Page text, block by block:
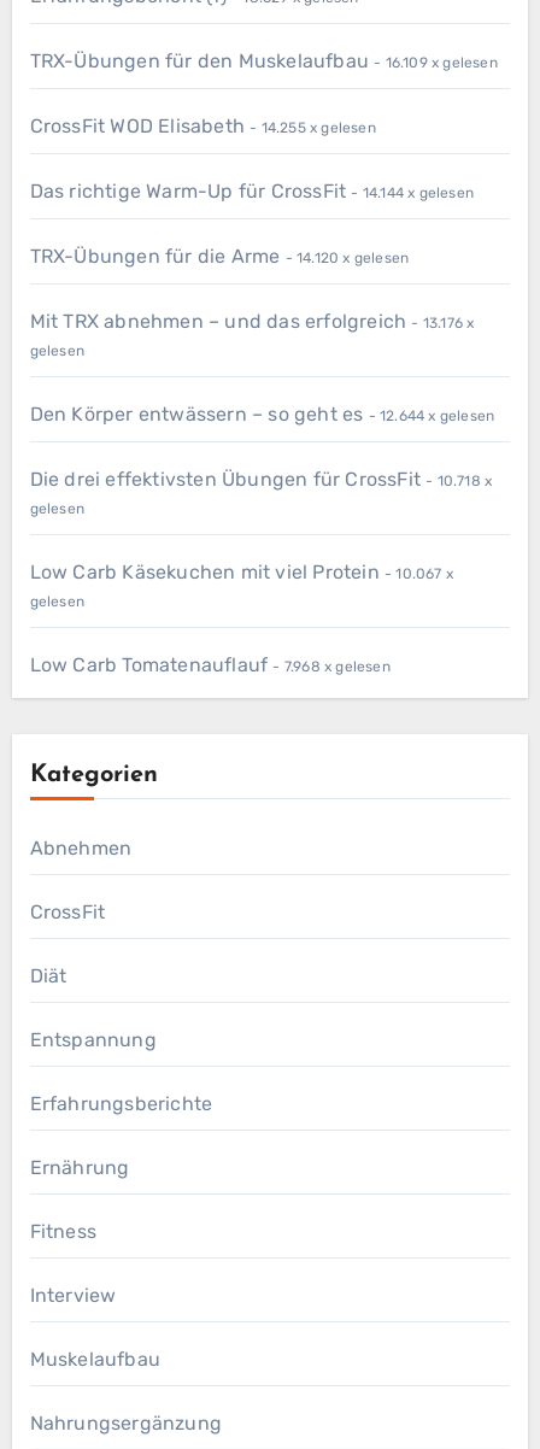
TRX-Übungen für den Muskelaufbau - 16.109 x gelesen
CrossFit WOD Elisabeth - 14.255 x gelesen
Das richtige Warm-Up für CrossFit - 14.144 x gelesen
TRX-Übungen für die Arme - 14.120 x gelesen
Mit TRX abnehmen – und das erfolgreich - 13.176 x
gelesen
Den Körper entwässern – so geht es - 12.644 x gelesen
Die drei effektivsten Übungen für CrossFit - 10.718 x
gelesen
Low Carb Käsekuchen mit viel Protein - 10.067 x
gelesen
Low Carb Tomatenauflauf - 7.968 x gelesen
Kategorien
Abnehmen
CrossFit
Diät
Entspannung
Erfahrungsberichte
Ernährung
Fitness
Interview
Muskelaufbau
Nahrungsergänzung